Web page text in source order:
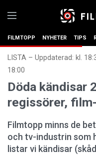
FILMTOPP NYHETER TIPS
LISTA – Uppdaterad: kl.
18:00
Döda kändisar
regissörer,
Filmtopp minns de
och tv-industrin som
listar vi kändisar